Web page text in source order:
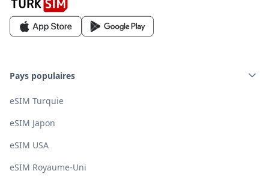
Pays populaires
eSIM Turquie
eSIM Japon
eSIM USA
eSIM Royaume-Uni